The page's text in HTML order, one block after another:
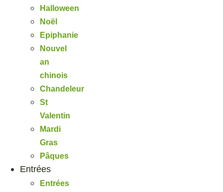
Halloween
Noël
Epiphanie
Nouvel
an
chinois
Chandeleur
St
Valentin
Mardi
Gras
Pâques
Entrées
Entrées